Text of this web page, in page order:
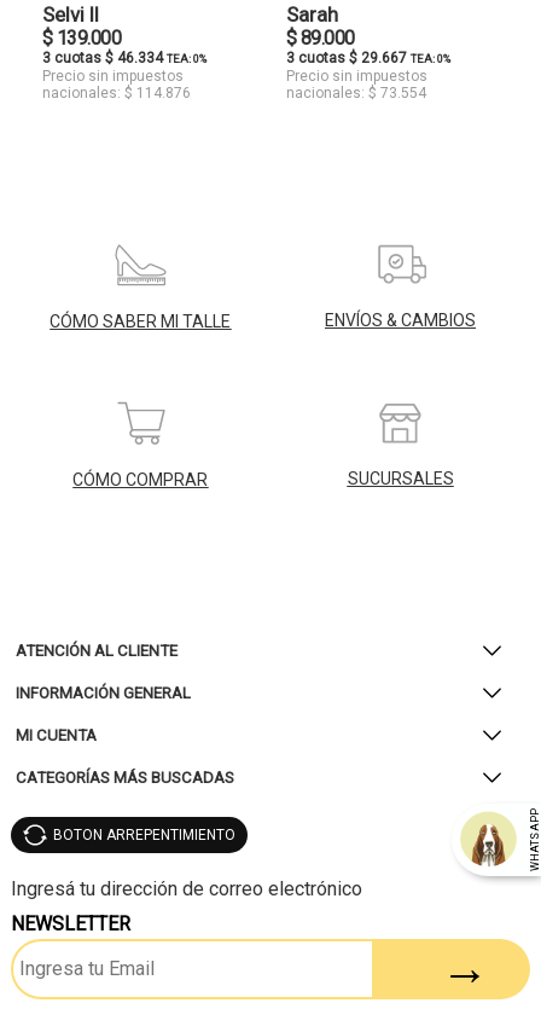
Selvi II
$ 139.000
3 cuotas $ 46.334TEA: 0%
Precio sin impuestos
nacionales: $ 114.876
Sarah
$ 89.000
3 cuotas $ 29.667 TEA: 0%
Precio sin impuestos
nacionales: $ 73.554
CÓMO SABER MI TALLE ENVÍOS & CAMBIOS
CÓMO COMPRAR SUCURSALES
ATENCIÓN AL CLIENTE
INFORMACIÓN GENERAL
MI CUENTA
CATEGORÍAS MÁS BUSCADAS
WHATSAPP
BOTON ARREPENTIMIENTO
NEWSLETTER